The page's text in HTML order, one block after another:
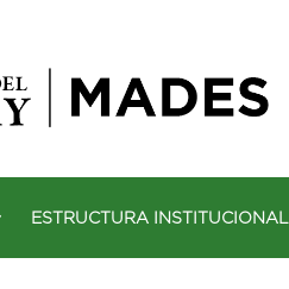
ESTRUCTURA INSTITUCIONAL